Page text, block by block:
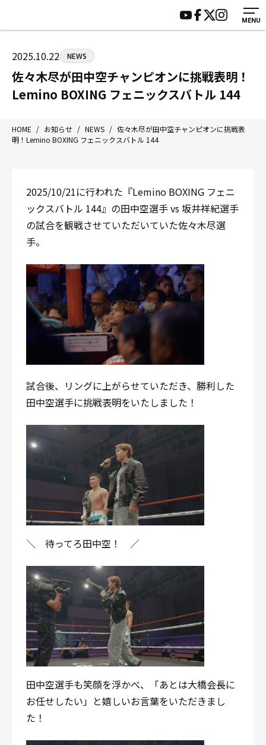
MENU
〒192-0072 東京都八王子市南町3-8 第2原嶋ビル1F
Tel/Fax：042-622-7222
営業時間：月〜土 14:00〜22:00 / 日・祝 14:00〜19:00
HOME
ジムについて
トレーニング
アマ・スパー各大会・キッズ
入会案内
見学・1日体験
施設紹介
会員様の声
よくあるご質問
サポーター募集
お問い合わせ
2025.10.22 NEWS
佐々木尽が田中空チャンピオンに挑戦表明！
Lemino BOXING フェニックスバトル 144
HOME / お知らせ / NEWS / 佐々木尽が田中空チャンピオンに挑戦表
明！Lemino BOXING フェニックスバトル 144
2025/10/21に行われた『Lemino BOXING フェニ
ックスバトル 144』の田中空選手 vs 坂井祥紀選手
の試合を観戦させていただいていた佐々木尽選
手。
試合後、リングに上がらせていただき、勝利した
田中空選手に挑戦表明をいたしました！
＼ 待ってろ田中空！ ／
田中空選手も笑顔を浮かべ、「あとは大橋会長に
お任せしたい」と嬉しいお言葉をいただきまし
た！